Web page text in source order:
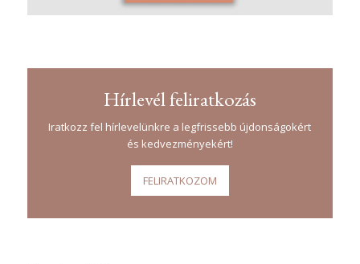
Hírlevél feliratkozás
Iratkozz fel hírlevelünkre a legfrissebb újdonságokért
és kedvezményekért!
FELIRATKOZOM